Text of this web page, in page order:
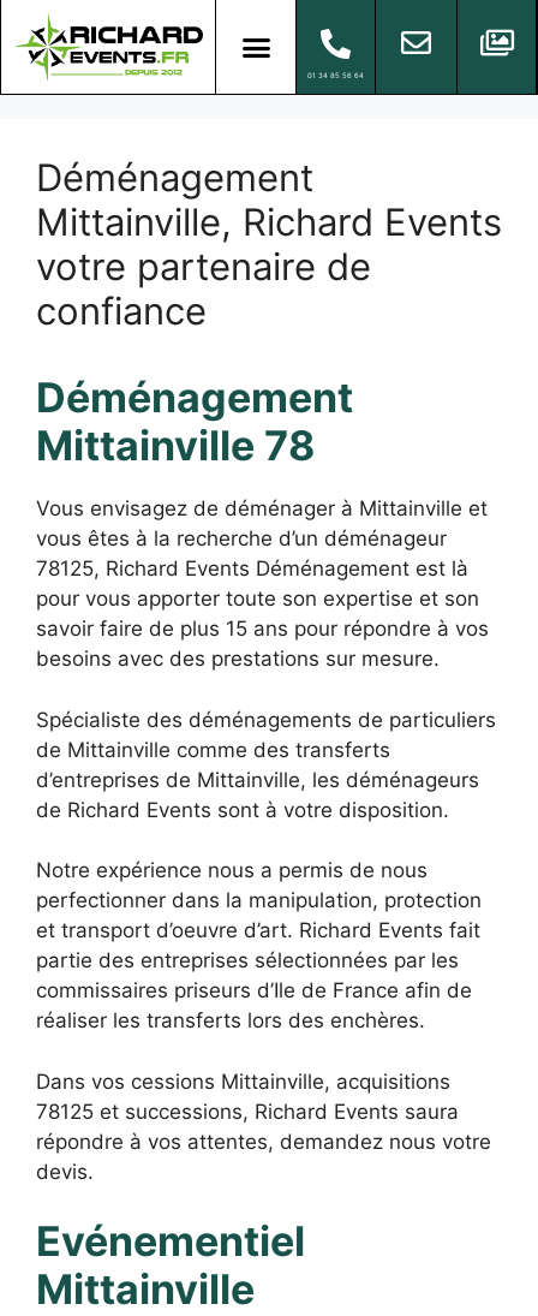
01 34 85 56 64
Déménagement
Mittainville, Richard Events
votre partenaire de
confiance
Déménagement
Mittainville 78
Vous envisagez de déménager à Mittainville et
vous êtes à la recherche d’un déménageur
78125, Richard Events Déménagement est là
pour vous apporter toute son expertise et son
savoir faire de plus 15 ans pour répondre à vos
besoins avec des prestations sur mesure.
Spécialiste des déménagements de particuliers
de Mittainville comme des transferts
d’entreprises de Mittainville, les déménageurs
de Richard Events sont à votre disposition.
Notre expérience nous a permis de nous
perfectionner dans la manipulation, protection
et transport d’oeuvre d’art. Richard Events fait
partie des entreprises sélectionnées par les
commissaires priseurs d’Ile de France afin de
réaliser les transferts lors des enchères.
Dans vos cessions Mittainville, acquisitions
78125 et successions, Richard Events saura
répondre à vos attentes, demandez nous votre
devis.
Evénementiel
Mittainville